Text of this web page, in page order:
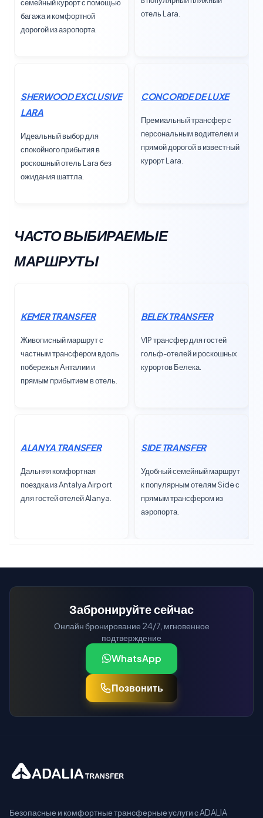
семейный курорт с помощью
багажа и комфортной
дорогой из аэропорта.
отель Lara.
SHERWOOD EXCLUSIVE
LARA
Идеальный выбор для
спокойного прибытия в
роскошный отель Lara без
ожидания шаттла.
CONCORDE DE LUXE
Премиальный трансфер с
персональным водителем и
прямой дорогой в известный
курорт Lara.
ЧАСТО ВЫБИРАЕМЫЕ
МАРШРУТЫ
KEMER TRANSFER
Живописный маршрут с
частным трансфером вдоль
побережья Анталии и
прямым прибытием в отель.
BELEK TRANSFER
VIP трансфер для гостей
гольф-отелей и роскошных
курортов Белека.
ALANYA TRANSFER
Дальняя комфортная
поездка из Antalya Airport
для гостей отелей Alanya.
SIDE TRANSFER
Удобный семейный маршрут
к популярным отелям Side с
прямым трансфером из
аэропорта.
Забронируйте сейчас
Онлайн бронирование 24/7, мгновенное
подтверждение
WhatsApp
Позвонить
Безопасные и комфортные трансферные услуги с ADALIA